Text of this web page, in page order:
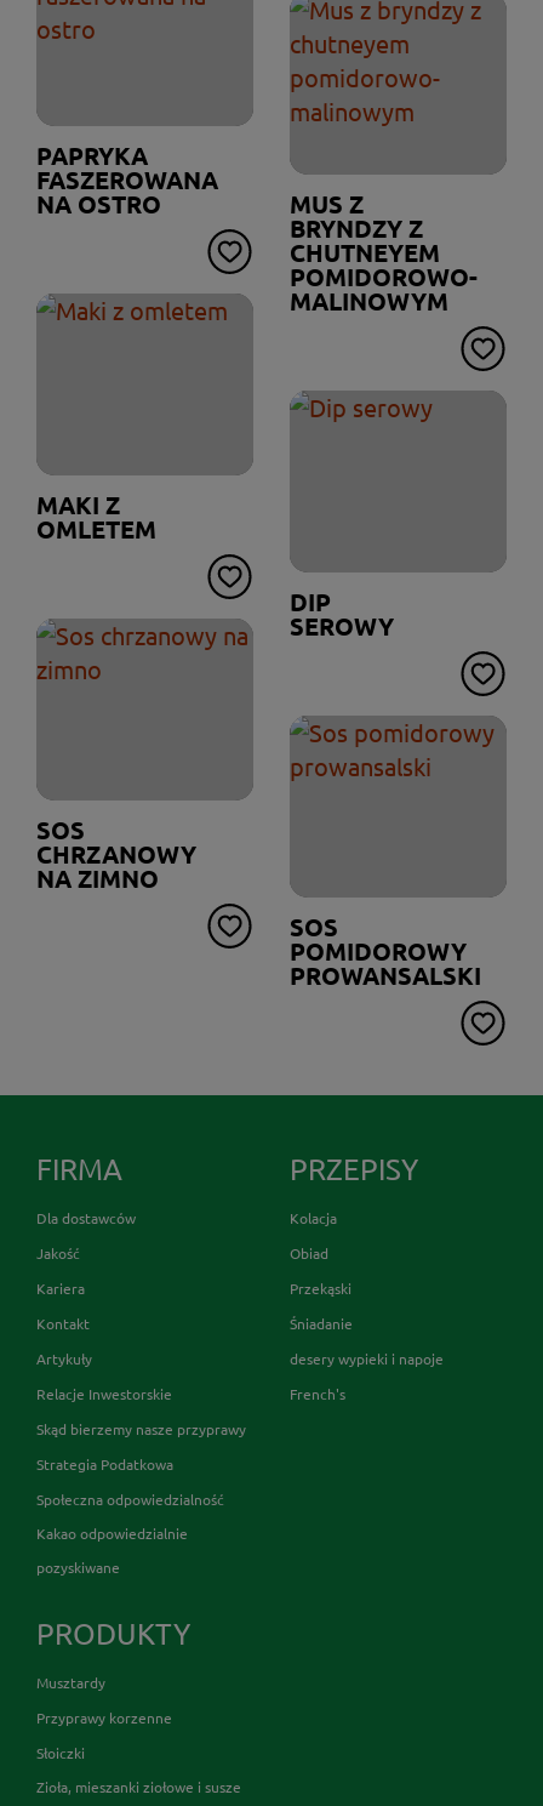
PAPRYKA
FASZEROWANA
NA OSTRO
MUS Z
BRYNDZY Z
CHUTNEYEM
POMIDOROWO-
MALINOWYM
MAKI Z
OMLETEM
DIP
SEROWY
SOS
CHRZANOWY
NA ZIMNO
SOS
POMIDOROWY
PROWANSALSKI
FIRMA
Dla dostawców
Jakość
Kariera
Kontakt
Artykuły
Relacje Inwestorskie
Skąd bierzemy nasze przyprawy
Strategia Podatkowa
Społeczna odpowiedzialność
Kakao odpowiedzialnie
pozyskiwane
PRZEPISY
Kolacja
Obiad
Przekąski
Śniadanie
desery wypieki i napoje
French's
PRODUKTY
Musztardy
Przyprawy korzenne
Słoiczki
Zioła, mieszanki ziołowe i susze